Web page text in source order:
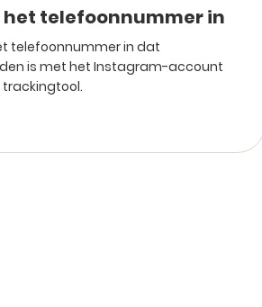
het telefoonnummer in
telefoonnummer in dat
is met het Instagram-account
trackingtool.